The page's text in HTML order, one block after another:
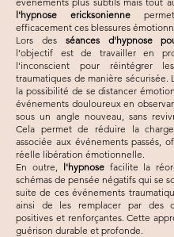
l'hypnose ericksonienne
efficacement ces blessures
Lors des séances d'hypnose
l’objectif est de travailler en
l'inconscient pour réintégrer
traumatiques de manière sécurisée.
la possibilité de se distancer
événements douloureux en
sous un angle nouveau, sans
Cela permet de réduire la
associée aux événements passés,
réelle libération émotionnelle.
En outre, l'hypnosefacilite la
schémas de pensée négatifs qui se
suite de ces événements
ainsi de les remplacer par des
positives et renforçantes. Cette
guérison durable et profonde.